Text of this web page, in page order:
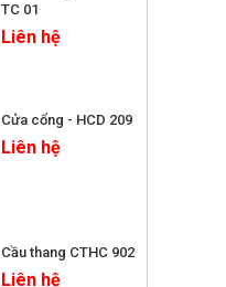
TC 01
Liên hệ
Cửa cổng - HCD 209
Liên hệ
Cầu thang CTHC 902
Liên hệ